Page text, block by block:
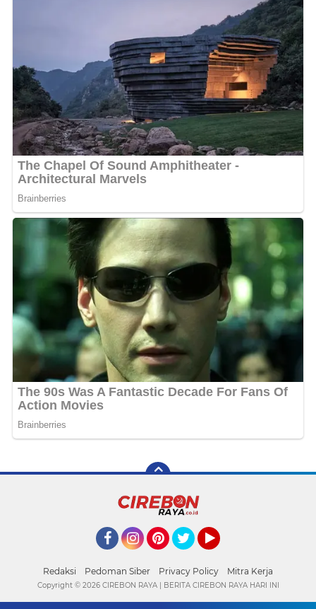
Redaksi Pedoman Siber Privacy Policy Mitra Kerja
Copyright © 2026 CIREBON RAYA | BERITA CIREBON RAYA HARI INI